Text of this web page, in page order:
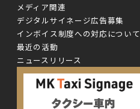
メディア関連
デジタルサイネージ広告募集
インボイス制度への対応について
最近の活動
ニュースリリース